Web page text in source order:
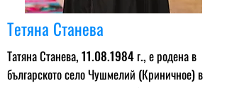
Тетяна Станева
Татяна Станева, 11.08.1984 г., е родена в
българското село Чушмелий (Криничное) в